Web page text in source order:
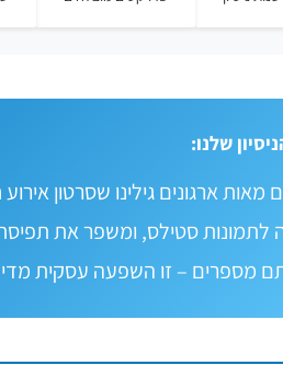
שלנו:
ארגונים גילינו שסרטון
לתמונות סטילס, ומשפר את